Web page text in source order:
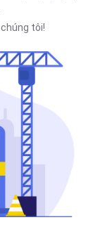
tôi!